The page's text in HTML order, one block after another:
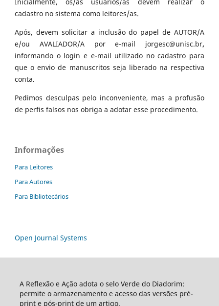
Inicialmente, os/as usuários/as devem realizar o
cadastro no sistema como leitores/as.
Após, devem solicitar a inclusão do papel de AUTOR/A
e/ou AVALIADOR/A por e-mail jorgesc@unisc.br,
informando o login e e-mail utilizado no cadastro para
que o envio de manuscritos seja liberado na respectiva
conta.
Pedimos desculpas pelo inconveniente, mas a profusão
de perfis falsos nos obriga a adotar esse procedimento.
Informações
Para Leitores
Para Autores
Para Bibliotecários
Open Journal Systems
A Reflexão e Ação adota o selo Verde do Diadorim:
permite o armazenamento e acesso das versões pré-
print e pós-print de um artigo.